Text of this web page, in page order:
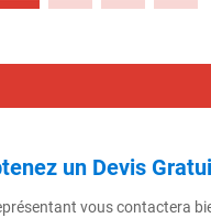
un Devis
vous contactera